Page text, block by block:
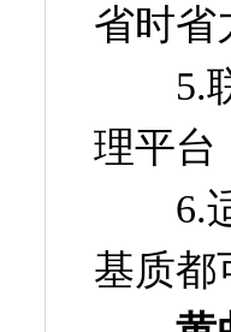
省时省
5.联
理平台
6.适
基质都